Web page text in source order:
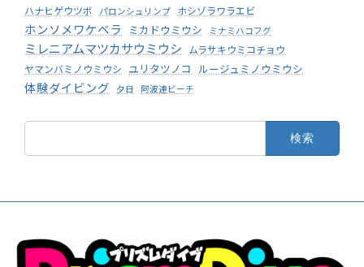
ハナヒゲウツボ パロンシュリンプ ホシゾラワラエビ
ホンソメワケベラ ミカドウミウシ ミナミハコフグ
ミレニアムマツカサウミウシ
ムラサキウミコチョウ
ヤマンバミノウミウシ
ユリタツノコ ルージュミノウミウシ
体験ダイビング 夕日 阿波連ビーチ